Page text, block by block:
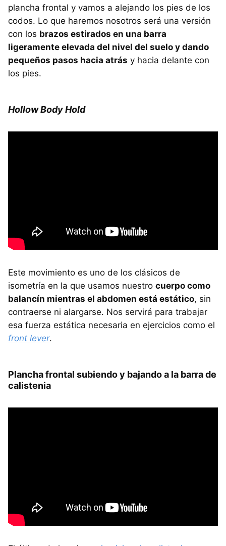
plancha frontal y vamos a alejando los pies de los
codos. Lo que haremos nosotros será una versión
con los brazos estirados en una barra
ligeramente elevada del nivel del suelo y dando
pequeños pasos hacia atrás y hacia delante con
los pies.
Hollow Body Hold
Este movimiento es uno de los clásicos de
isometría en la que usamos nuestro cuerpo como
balancín mientras el abdomen está estático, sin
contraerse ni alargarse. Nos servirá para trabajar
esa fuerza estática necesaria en ejercicios como el
front lever.
Plancha frontal subiendo y bajando a la barra de
calistenia